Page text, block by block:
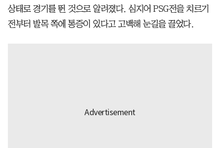
상태로 경기를 뛴 것으로 알려졌다. 심지어 PSG전을 치르기
전부터 발목 쪽에 통증이 있다고 고백해 눈길을 끌었다.